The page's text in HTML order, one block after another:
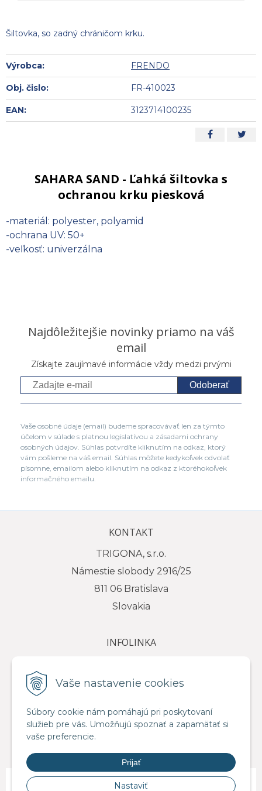
Vaše nastavenie cookies
Súbory cookie nám pomáhajú pri poskytovaní
služieb pre vás. Umožňujú spoznať a zapamätať si
vaše preferencie.
Prijať
Nastaviť
Šiltovka, so zadný chráničom krku.
Výrobca: FRENDO
Obj. čislo: FR-410023
EAN: 3123714100235
SAHARA SAND - Ľahká šiltovka s
ochranou krku piesková
-materiál: polyester, polyamid
-ochrana UV: 50+
-veľkosť: univerzálna
Najdôležitejšie novinky priamo na váš
email
Získajte zaujímavé informácie vždy medzi prvými
Odoberať
Vaše osobné údaje (email) budeme spracovávať len za týmto
účelom v súlade s platnou legislatívou a zásadami ochrany
osobných údajov. Súhlas potvrdíte kliknutím na odkaz, ktorý
vám pošleme na váš email. Súhlas môžete kedykoľvek odvolať
písomne, emailom alebo kliknutím na odkaz z ktoréhokoľvek
informačného emailu.
KONTAKT
TRIGONA, s.r.o.
Námestie slobody 2916/25
811 06 Bratislava
Slovakia
INFOLINKA
e-mail: info@trigona.sk
VŠETKO O NÁKUPE
© 2026 Distribútor pre SR - TRIGONA.sk • e-shop Pohoda